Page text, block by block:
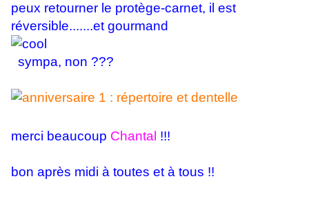
peux retourner le protège-carnet, il est
réversible.......et gourmand
sympa, non ???
merci beaucoup Chantal !!!
bon après midi à toutes et à tous !!